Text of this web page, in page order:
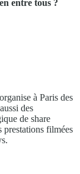
entre tous ?
à Paris des
des
de share
prestations filmées